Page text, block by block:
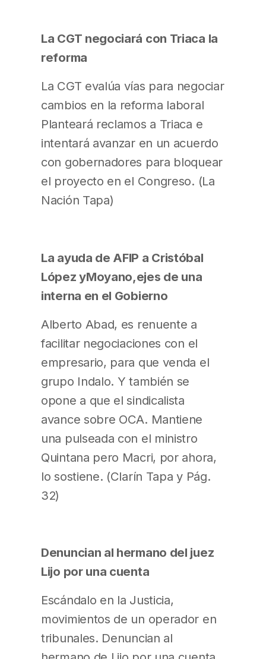
La CGT negociará con Triaca la
reforma
La CGT evalúa vías para negociar
cambios en la reforma laboral
Planteará reclamos a Triaca e
intentará avanzar en un acuerdo
con gobernadores para bloquear
el proyecto en el Congreso. (La
Nación Tapa)
La ayuda de AFIP a Cristóbal
López yMoyano,ejes de una
interna en el Gobierno
Alberto Abad, es renuente a
facilitar negociaciones con el
empresario, para que venda el
grupo Indalo. Y también se
opone a que el sindicalista
avance sobre OCA. Mantiene
una pulseada con el ministro
Quintana pero Macri, por ahora,
lo sostiene. (Clarín Tapa y Pág.
32)
Denuncian al hermano del juez
Lijo por una cuenta
Escándalo en la Justicia,
movimientos de un operador en
tribunales. Denuncian al